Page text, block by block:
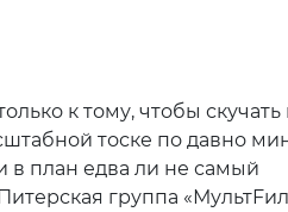
к тому, чтобы
тоске по давно
в план едва ли не самый
группа